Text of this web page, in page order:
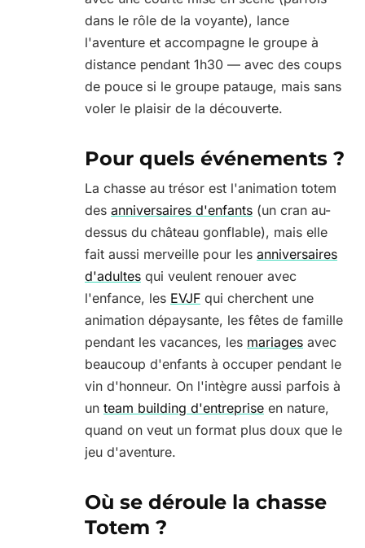
dans le rôle de la voyante), lance
l'aventure et accompagne le groupe à
distance pendant 1h30 — avec des coups
de pouce si le groupe patauge, mais sans
voler le plaisir de la découverte.
Pour quels événements ?
La chasse au trésor est l'animation totem
des anniversaires d'enfants (un cran au-
dessus du château gonflable), mais elle
fait aussi merveille pour les anniversaires
d'adultes qui veulent renouer avec
l'enfance, les EVJF qui cherchent une
animation dépaysante, les fêtes de famille
pendant les vacances, les mariages avec
beaucoup d'enfants à occuper pendant le
vin d'honneur. On l'intègre aussi parfois à
un team building d'entreprise en nature,
quand on veut un format plus doux que le
jeu d'aventure.
Où se déroule la chasse
Totem ?